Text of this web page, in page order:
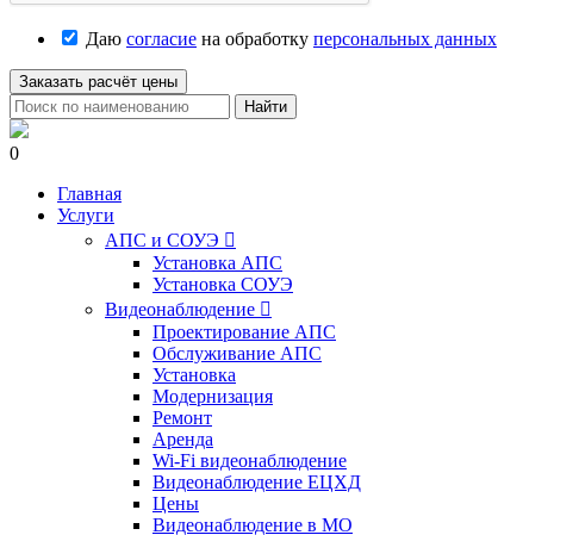
Даю согласие на обработку персональных данных
Заказать расчёт цены
Найти
0
Главная
Услуги
АПС и СОУЭ 
Установка АПС
Установка СОУЭ
Видеонаблюдение 
Проектирование АПС
Обслуживание АПС
Установка
Модернизация
Ремонт
Аренда
Wi-Fi видеонаблюдение
Видеонаблюдение ЕЦХД
Цены
Видеонаблюдение в МО